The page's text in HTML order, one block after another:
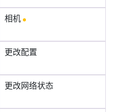
相机
更改配置
更改网络状态